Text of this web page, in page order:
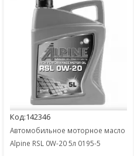
Код:142346
Автомобильное моторное масло
Alpine RSL 0W-20 5л 0195-5